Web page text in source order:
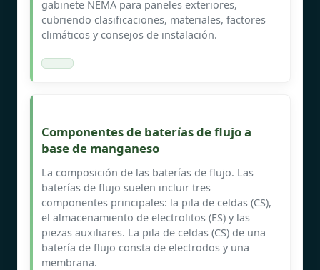
gabinete NEMA para paneles exteriores,
cubriendo clasificaciones, materiales, factores
climáticos y consejos de instalación.
Componentes de baterías de flujo a
base de manganeso
La composición de las baterías de flujo. Las
baterías de flujo suelen incluir tres
componentes principales: la pila de celdas (CS),
el almacenamiento de electrolitos (ES) y las
piezas auxiliares. La pila de celdas (CS) de una
batería de flujo consta de electrodos y una
membrana.